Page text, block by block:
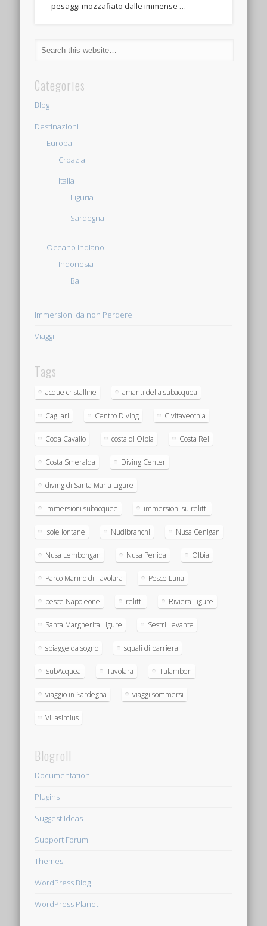
pesaggi mozzafiato dalle immense …
Categories
Blog
Destinazioni
Europa
Croazia
Italia
Liguria
Sardegna
Oceano Indiano
Indonesia
Bali
Immersioni da non Perdere
Viaggi
Tags
acque cristalline amanti della subacquea
Cagliari Centro Diving Civitavecchia
Coda Cavallo costa di Olbia Costa Rei
Costa Smeralda Diving Center
diving di Santa Maria Ligure
immersioni subacquee immersioni su relitti
Isole lontane Nudibranchi Nusa Cenigan
Nusa Lembongan Nusa Penida Olbia
Parco Marino di Tavolara Pesce Luna
pesce Napoleone relitti Riviera Ligure
Santa Margherita Ligure Sestri Levante
spiagge da sogno squali di barriera
SubAcquea Tavolara Tulamben
viaggio in Sardegna viaggi sommersi
Villasimius
Blogroll
Documentation
Plugins
Suggest Ideas
Support Forum
Themes
WordPress Blog
WordPress Planet